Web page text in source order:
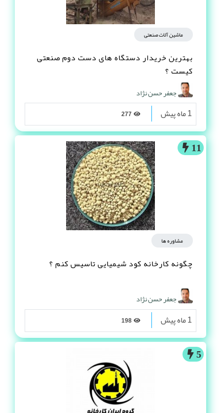
ماشین آلات صنعتی
بهترین خریدار دستگاه های دست دوم صنعتی
کیست ؟
جعفر حسن نژاد
1 ماه پیش
11
مشاوره ها
چگونه کارخانه کود شیمیایی تاسیس کنم ؟
جعفر حسن نژاد
1 ماه پیش
5